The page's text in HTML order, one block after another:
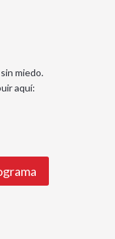
miedo.
aquí: